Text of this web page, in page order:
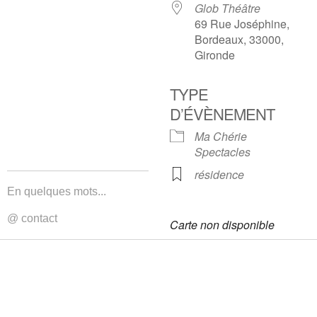
En quelques mots...
@ contact
Glob Théâtre
69 Rue Joséphine,
Bordeaux, 33000,
Gironde
TYPE
D’ÉVÈNEMENT
Ma Chérie
Spectacles
résidence
Carte non disponible